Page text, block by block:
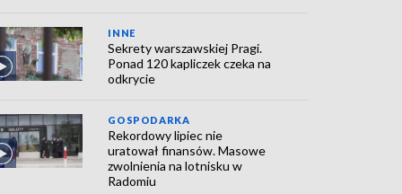
INNE
Sekrety warszawskiej Pragi.
Ponad 120 kapliczek czeka na
odkrycie
GOSPODARKA
Rekordowy lipiec nie
uratował finansów. Masowe
zwolnienia na lotnisku w
Radomiu